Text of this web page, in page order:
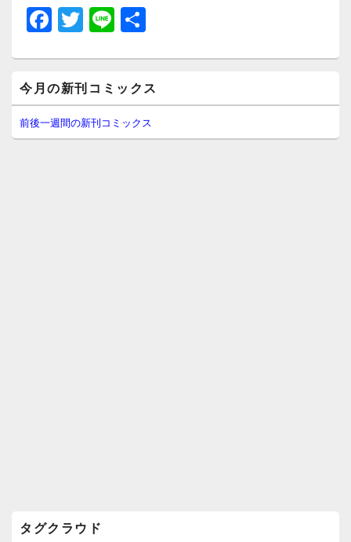
F
a
c
e
b
o
T
wi
tt
er
Li
n
e
イ
ン
サ
イ
今月の新刊コミックス
前後一週間の新刊コミックス
タグクラウド